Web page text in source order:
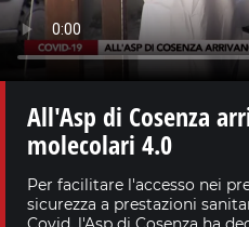
All'Asp di Cosenza
molecolari 4.0
Per facilitare l'accesso nei
sicurezza a prestazioni